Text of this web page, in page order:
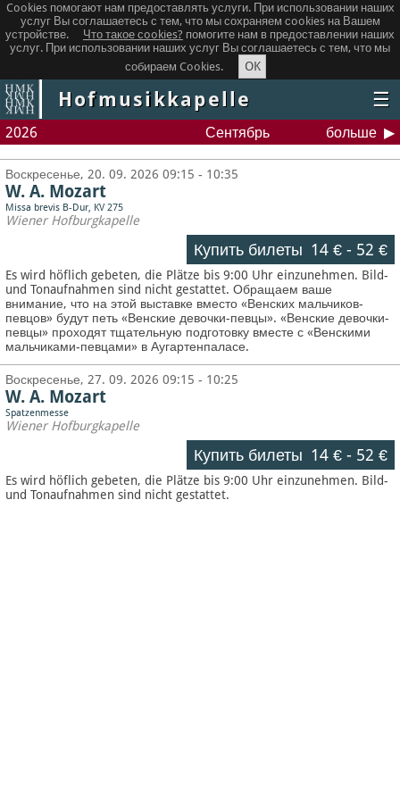
Cookies помогают нам предоставлять услуги. При использовании наших
услуг Вы соглашаетесь с тем, что мы сохраняем сookies на Вашем
устройстве.
Что такое сookies? помогите нам в предоставлении наших
услуг. При использовании наших услуг Вы соглашаетесь с тем, что мы
собираем Cookies.
OK
Hofmusikkapelle ☰
2026 Сентябрь больше
Воскресенье, 20. 09. 2026 09:15 - 10:35
W. A. Mozart
Missa brevis B-Dur, KV 275
Wiener Hofburgkapelle
Купить билеты 14 €- 52 €
Es wird höflich gebeten, die Plätze bis 9:00 Uhr einzunehmen. Bild-
und Tonaufnahmen sind nicht gestattet.Обращаем ваше
внимание, что на этой выставке вместо «Венских мальчиков-
певцов» будут петь «Венские девочки-певцы». «Венские девочки-
певцы» проходят тщательную подготовку вместе с «Венскими
мальчиками-певцами» в Аугартенпаласе.
Воскресенье, 27. 09. 2026 09:15 - 10:25
W. A. Mozart
Spatzenmesse
Wiener Hofburgkapelle
Купить билеты 14 €- 52 €
Es wird höflich gebeten, die Plätze bis 9:00 Uhr einzunehmen. Bild-
und Tonaufnahmen sind nicht gestattet.